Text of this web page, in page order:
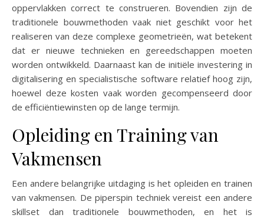
oppervlakken correct te construeren. Bovendien zijn de
traditionele bouwmethoden vaak niet geschikt voor het
realiseren van deze complexe geometrieën, wat betekent
dat er nieuwe technieken en gereedschappen moeten
worden ontwikkeld. Daarnaast kan de initiële investering in
digitalisering en specialistische software relatief hoog zijn,
hoewel deze kosten vaak worden gecompenseerd door
de efficiëntiewinsten op de lange termijn.
Opleiding en Training van
Vakmensen
Een andere belangrijke uitdaging is het opleiden en trainen
van vakmensen. De piperspin techniek vereist een andere
skillset dan traditionele bouwmethoden, en het is